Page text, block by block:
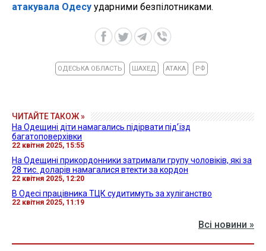
атакувала Одесу ударними безпілотниками.
ОДЕСЬКА ОБЛАСТЬ ШАХЕД АТАКА РФ
ЧИТАЙТЕ ТАКОЖ »
На Одещині діти намагались підірвати під’їзд
багатоповерхівки
22 квітня 2025, 15:55
На Одещині прикордонники затримали групу чоловіків, які за
28 тис. доларів намагалися втекти за кордон
22 квітня 2025, 12:20
В Одесі працівника ТЦК судитимуть за хуліганство
22 квітня 2025, 11:19
Всі новини »